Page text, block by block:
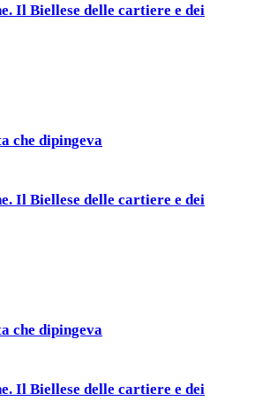
Il Biellese delle cartiere e dei
che dipingeva
Il Biellese delle cartiere e dei
che dipingeva
Il Biellese delle cartiere e dei